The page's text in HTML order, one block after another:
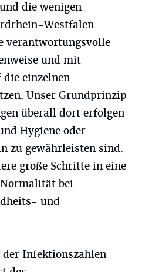
die wenigen
Westfalen
verantwortungsvolle
und mit
die einzelnen
Unser Grundprinzip
überall dort erfolgen
Hygiene oder
zu gewährleisten sind.
große Schritte in eine
bei
und
Infektionszahlen